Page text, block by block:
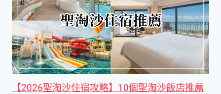
【2026聖淘沙住宿攻略】10個聖淘沙飯店推薦